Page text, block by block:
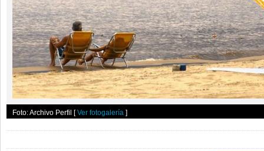
Foto: Archivo Perfil [Ver fotogalería ]